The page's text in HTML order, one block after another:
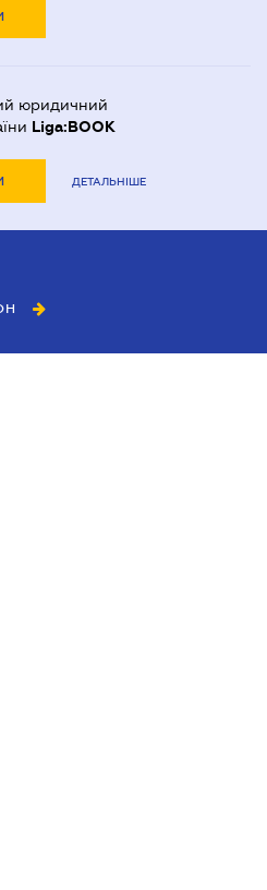
юридичний
Liga:BOOK
ДЕТАЛЬНІШЕ